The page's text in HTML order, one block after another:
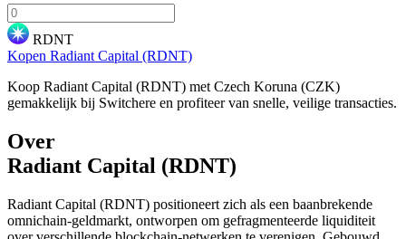
RDNT
Kopen Radiant Capital (RDNT)
Koop Radiant Capital (RDNT) met Czech Koruna (CZK)
gemakkelijk bij Switchere en profiteer van snelle, veilige transacties.
Over
Radiant Capital (RDNT)
Radiant Capital (RDNT) positioneert zich als een baanbrekende
omnichain-geldmarkt, ontworpen om gefragmenteerde liquiditeit